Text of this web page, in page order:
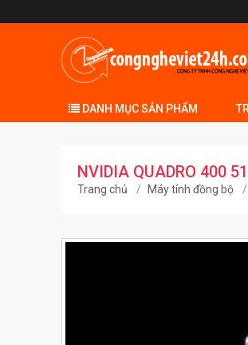
DANH MỤC SẢN PHẨM
NVIDIA QUADRO 400
Trang chủ Máy tính đồng bộ